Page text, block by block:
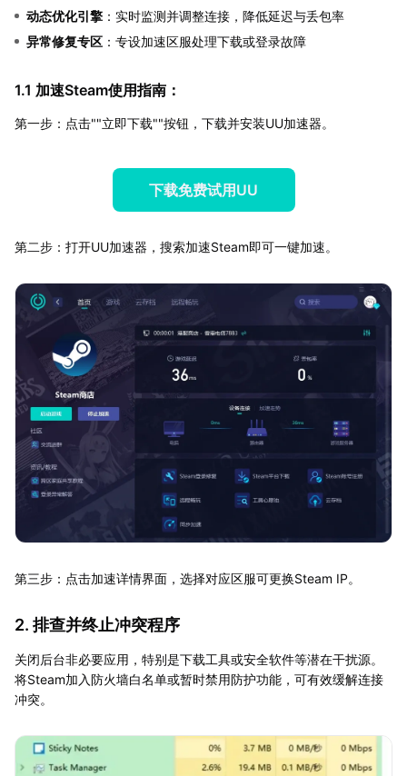
动态优化引擎 ：实时监测并调整连接，降低延迟与丢包率
异常修复专区 ：专设加速区服处理下载或登录故障
1.1 加速Steam使用指南：
第一步：点击""立即下载""按钮，下载并安装UU加速器。
下载免费试用UU
第二步：打开UU加速器，搜索加速Steam即可一键加速。
第三步：点击加速详情界面，选择对应区服可更换Steam IP。
2. 排查并终止冲突程序
关闭后台非必要应用，特别是下载工具或安全软件等潜在干扰源。
将Steam加入防火墙白名单或暂时禁用防护功能，可有效缓解连接
冲突。